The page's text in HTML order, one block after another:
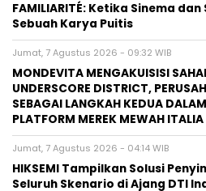
FAMILIARITÉ: Ketika Sinema
Sebuah Karya Puitis
Jumat, 7 Agustus 2026 - 09:32 WIB
MONDEVITA MENGAKUISISI
UNDERSCORE DISTRICT,
SEBAGAI LANGKAH KEDUA
PLATFORM MEREK MEWAH ITALIA
Jumat, 7 Agustus 2026 - 04:14 WIB
HIKSEMI Tampilkan Solusi
Seluruh Skenario di Ajang DTI